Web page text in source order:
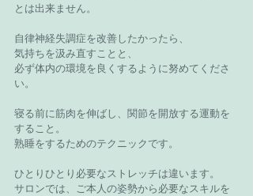
とは出来ません。
自律神経失調症を改善したかったら、
気持ちを汲み直すことと、
必ず体内の環境を良くするように努めてくださ
い。
寝る前に筋肉を伸ばし、関節を開放する運動を
すること。
熟睡をするためのテクニックです。
ひとりひとり必要なストレッチは違います。
サロンでは、ご本人の姿勢から必要なスキルを